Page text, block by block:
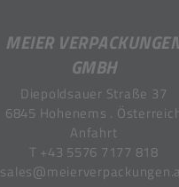
MEIER
GMBH
Diepoldsauer Straße 37
6845 Hohenems .
Anfahrt
T +43 5576 7177 818